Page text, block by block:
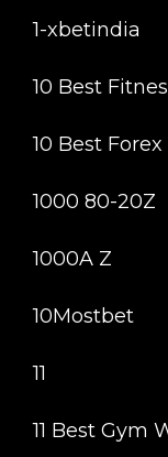
1-xbetindia
10 Best
10 Best
1000 80-20Z
1000A Z
10Mostbet
11
11 Best Gym